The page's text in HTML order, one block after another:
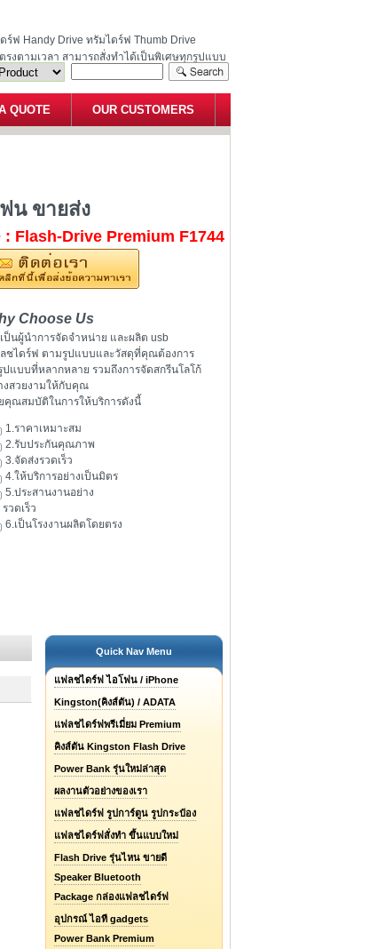
ฟ Handy Drive ทรัมไดร์ฟ Thumb Drive
งตามเวลา สามารถสั่งทำได้เป็นพิเศษทุกรูปแบบ
QUOTE OUR CUSTOMERS
ชไดร์ฟไอโฟน ขายส่ง
น ขายส่ง
: Flash-Drive Premium F1744
Choose Us
เป็นผู้นำการจัดจำหน่าย และผลิต usb
ชไดร์ฟ ตามรูปแบบและวัสดุที่คุณต้องการ
ปแบบที่หลากหลาย รวมถึงการจัดสกรีนโลโก้
งสวยงามให้กับคุณ
คุณสมบัติในการให้บริการดังนี้
1.ราคาเหมาะสม
2.รับประกันคุณภาพ
3.จัดส่งรวดเร็ว
4.ให้บริการอย่างเป็นมิตร
5.ประสานงานอย่าง
รวดเร็ว
6.เป็นโรงงานผลิตโดยตรง
Quick Nav Menu
แฟลชไดร์ฟ ไอโฟน / iPhone
Kingston(คิงส์ตัน) / ADATA
แฟลชไดร์ฟพรีเมี่ยม Premium
คิงส์ตัน Kingston Flash Drive
Power Bank รุ่นใหม่ล่าสุด
ผลงานตัวอย่างของเรา
แฟลชไดร์ฟ รูปการ์ตูน รูปกระป๋อง
แฟลชไดร์ฟสั่งทำ ขึ้นแบบใหม่
Flash Drive รุ่นไหน ขายดี
Speaker Bluetooth
Package กล่องแฟลชไดร์ฟ
อุปกรณ์ ไอที gadgets
Power Bank Premium